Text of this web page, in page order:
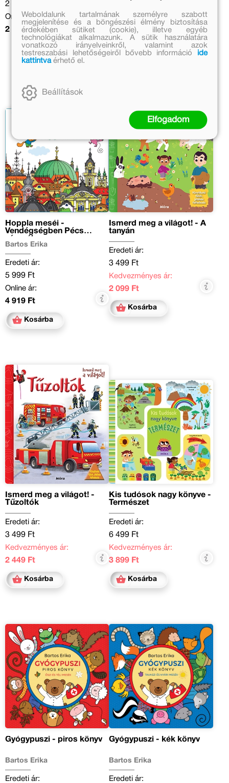
2 999 Ft
Online ár:
2 459 Ft
Online ár:
2 459 Ft
Kosárba
Hoppla meséi -
Vendégségben Pécs
Bartos Erika
Eredeti ár:
5 999 Ft
Online ár:
4 919 Ft
Kosárba
Ismerd meg a világot! - A
tanyán
Eredeti ár:
3 499 Ft
Kedvezményes ár:
2 099 Ft
Kosárba
Ismerd meg a világot! -
Tűzoltók
Eredeti ár:
3 499 Ft
Kedvezményes ár:
2 449 Ft
Kosárba
Kis tudósok nagy könyve -
Természet
Eredeti ár:
6 499 Ft
Kedvezményes ár:
3 899 Ft
Kosárba
Gyógypuszi - piros könyv
Bartos Erika
Eredeti ár:
Gyógypuszi - kék könyv
Bartos Erika
Eredeti ár:
Weboldalunk tartalmának személyre szabott
megjelenítése és a böngészési élmény biztosítása
érdekében sütiket (cookie), illetve egyéb
technológiákat alkalmazunk. A sütik használatára
vonatkozó irányelveinkről, valamint azok
testreszabási lehetőségeiről bővebb információ
ide
kattintvaérhető el.
Beállítások
Elfogadom